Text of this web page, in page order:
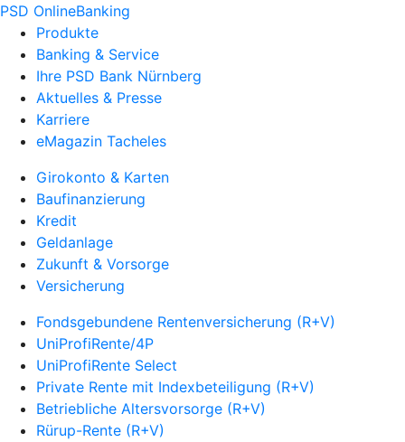
PSD OnlineBanking
Produkte
Banking & Service
Ihre PSD Bank Nürnberg
Aktuelles & Presse
Karriere
eMagazin Tacheles
Girokonto & Karten
Baufinanzierung
Kredit
Geldanlage
Zukunft & Vorsorge
Versicherung
Fondsgebundene Rentenversicherung (R+V)
UniProfiRente/4P
UniProfiRente Select
Private Rente mit Indexbeteiligung (R+V)
Betriebliche Altersvorsorge (R+V)
Rürup-Rente (R+V)